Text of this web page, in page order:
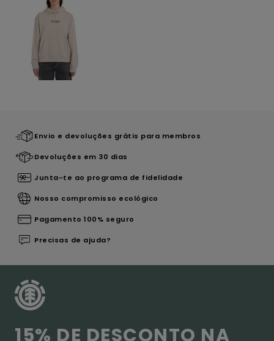
Envio e devoluções grátis para membros
Devoluções em 30 dias
Junta-te ao programa de fidelidade
Nosso compromisso ecológico
Pagamento 100% seguro
Precisas de ajuda?
15% DE DESCONTO NA